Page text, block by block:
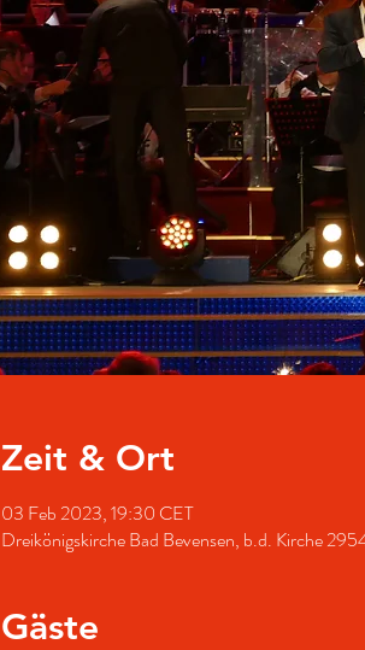
Zeit & Ort
03 Feb 2023, 19:30 CET
Dreikönigskirche Bad Bevensen, b.d. Kirche
Gäste